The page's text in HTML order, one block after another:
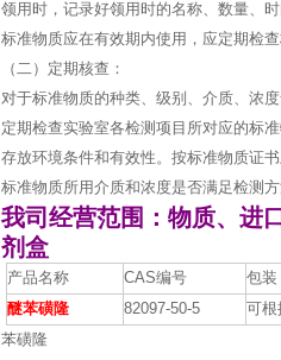
领用时，记录好领用时的名称、数量、
标准物质应在有效期内使用，应定期检
（二）定期核查：
对于标准物质的种类、级别、介质、浓
定期检查实验室各检测项目所对应的标
存放环境条件和有效性。按标准物质证
标准物质所用介质和浓度是否满足检测
我司经营范围：物质、进
剂盒
产品名称 CAS编号
包装
醚苯磺隆
82097-50-5
可
苯磺隆